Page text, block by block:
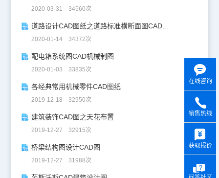
2020-03-31 34560次
道路设计CAD图纸之道路标准横断面图CAD图纸
2020-01-14 34372次
配电箱系统图CAD机械制图
2020-01-03 33835次
各经典常用机械零件CAD图纸
2019-12-18 32950次
建筑装饰CAD图之天花布置
2019-12-27 32915次
桥梁结构图设计CAD图
2019-12-27 31988次
在线咨询
销售热线
获取报价